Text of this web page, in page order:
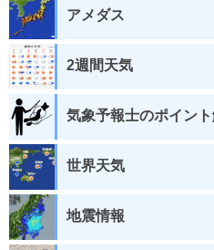
アメダス
2週間天気
気象予報士のポイン
世界天気
地震情報